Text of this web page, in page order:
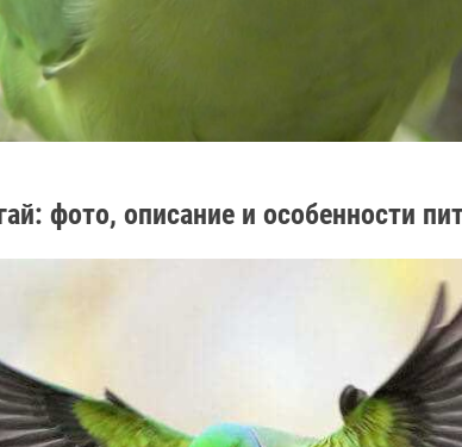
фото, описание и особенности